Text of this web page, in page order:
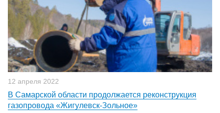
12 апреля 2022
В Самарской области продолжается реконструкция
газопровода «Жигулевск-Зольное»